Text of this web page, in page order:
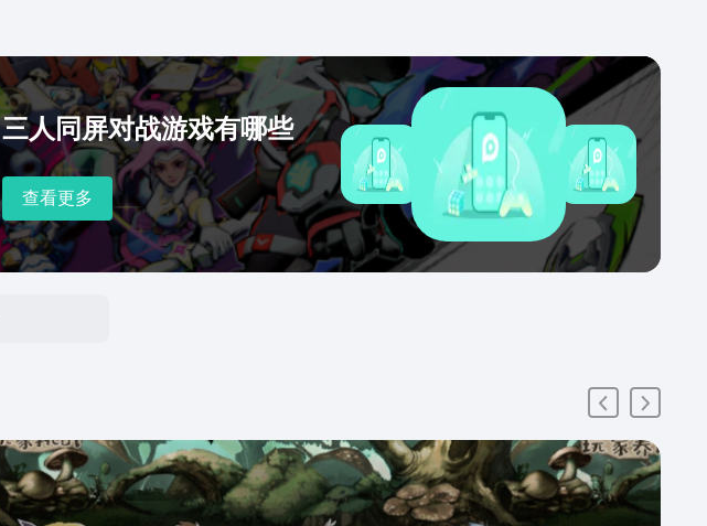
三人同屏对战游戏有哪些
查看更多